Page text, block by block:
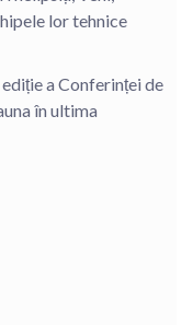
lor tehnice
a Conferinței de
în ultima